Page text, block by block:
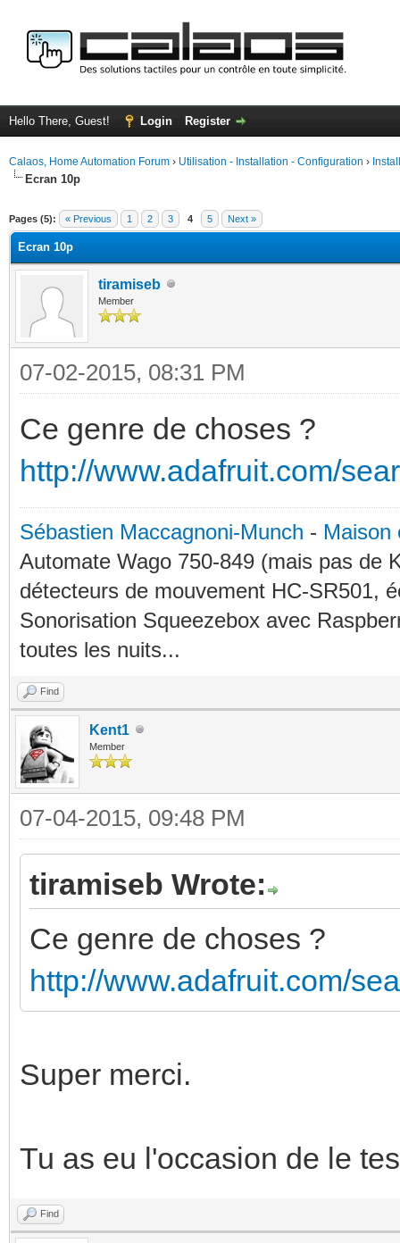
Hello There, Guest! Login Register
Calaos, Home Automation Forum › Utilisation - Installation - Configuration ›
Ecran 10p
Pages (5): « Previous 1 2 3 4 5 Next »
Ecran 10p
tiramiseb
Member
07-02-2015, 08:31 PM
Ce genre de choses ?
http://www.adafruit.com/
Sébastien Maccagnoni-Munch - Maison
Automate Wago 750-849 (mais pas de
détecteurs de mouvement HC-SR501,
Sonorisation Squeezebox avec
toutes les nuits...
Find
Kent1
Member
07-04-2015, 09:48 PM
tiramiseb Wrote:
Ce genre de choses ?
http://www.adafruit.com/
Super merci.
Tu as eu l'occasion de le
Find